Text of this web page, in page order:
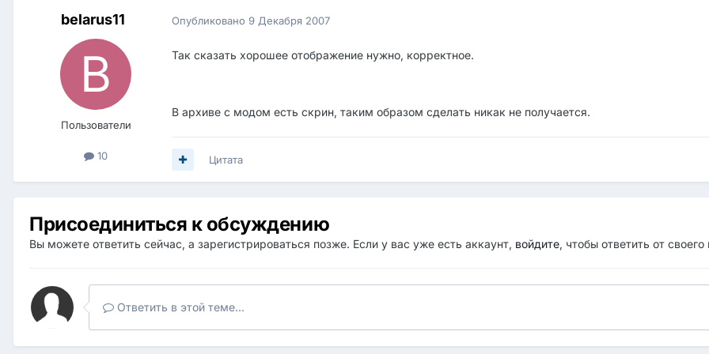
belarus11
Пользователи
10
Опубликовано 9 Декабря 2007
Так сказать хорошее отображение нужно, корректное.
В архиве с модом есть скрин, таким образом сделать никак не получается.
Цитата
Присоединиться к обсуждению
Вы можете ответить сейчас, а зарегистрироваться позже. Если у вас уже есть аккаунт, войдите, чтобы ответить от
Ответить в этой теме...